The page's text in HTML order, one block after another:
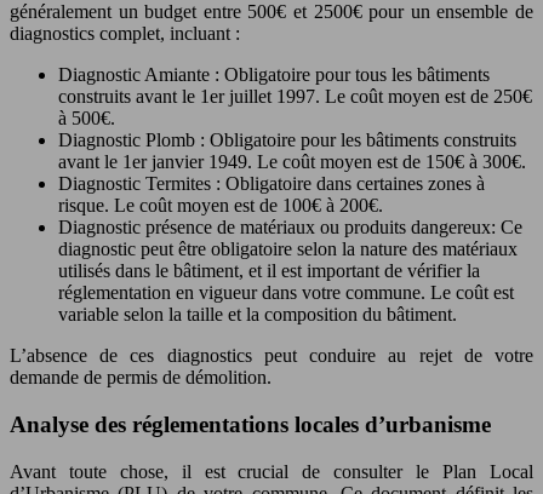
généralement un budget entre 500€ et 2500€ pour un ensemble de
diagnostics complet, incluant :
Diagnostic Amiante : Obligatoire pour tous les bâtiments
construits avant le 1er juillet 1997. Le coût moyen est de 250€
à 500€.
Diagnostic Plomb : Obligatoire pour les bâtiments construits
avant le 1er janvier 1949. Le coût moyen est de 150€ à 300€.
Diagnostic Termites : Obligatoire dans certaines zones à
risque. Le coût moyen est de 100€ à 200€.
Diagnostic présence de matériaux ou produits dangereux: Ce
diagnostic peut être obligatoire selon la nature des matériaux
utilisés dans le bâtiment, et il est important de vérifier la
réglementation en vigueur dans votre commune. Le coût est
variable selon la taille et la composition du bâtiment.
L’absence de ces diagnostics peut conduire au rejet de votre
demande de permis de démolition.
Analyse des réglementations locales d’urbanisme
Avant toute chose, il est crucial de consulter le Plan Local